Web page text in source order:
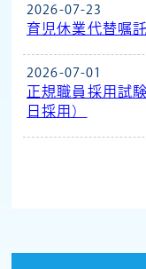
2026-07-23
育児休業代替嘱
2026-07-01
正規職員採用試
日採用）